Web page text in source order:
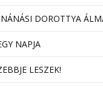
DOROTTYA
NAPJA
LESZEK!